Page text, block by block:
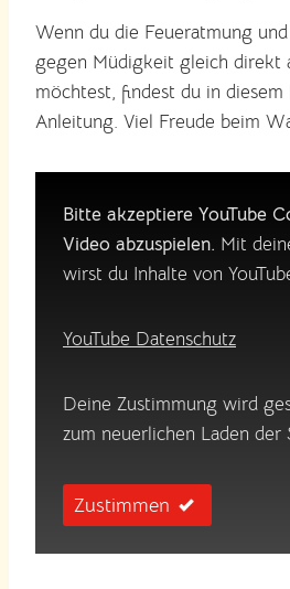
Wenn du die Feueratmung
gegen Müdigkeit gleich direkt
möchtest, findest du in diesem
Anleitung. Viel Freude beim
Bitte akzeptiere YouTube
Video abzuspielen. Mit
wirst du Inhalte von
YouTube Datenschutz
Deine Zustimmung wird
zum neuerlichen Laden der
Zustimmen